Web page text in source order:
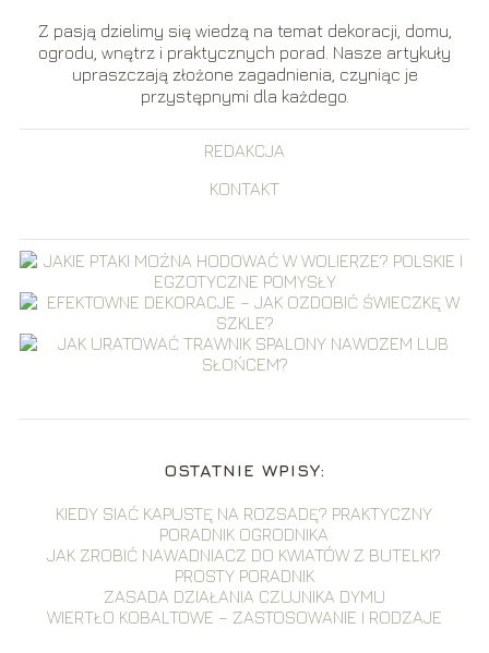
Z pasją dzielimy się wiedzą na temat dekoracji, domu,
ogrodu, wnętrz i praktycznych porad. Nasze artykuły
upraszczają złożone zagadnienia, czyniąc je
przystępnymi dla każdego.
REDAKCJA
KONTAKT
OSTATNIE WPISY:
KIEDY SIAĆ KAPUSTĘ NA ROZSADĘ? PRAKTYCZNY
PORADNIK OGRODNIKA
JAK ZROBIĆ NAWADNIACZ DO KWIATÓW Z BUTELKI?
PROSTY PORADNIK
ZASADA DZIAŁANIA CZUJNIKA DYMU
WIERTŁO KOBALTOWE – ZASTOSOWANIE I RODZAJE